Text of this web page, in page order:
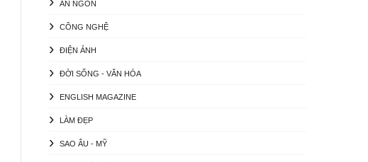
ĂN NGON
CÔNG NGHỆ
ĐIỆN ẢNH
ĐỜI SỐNG - VĂN HÓA
ENGLISH MAGAZINE
LÀM ĐẸP
SAO ÂU - MỸ